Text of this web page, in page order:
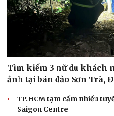
Tìm kiếm 3 nữ du khách
ảnh tại bán đảo Sơn Trà,
TP.HCM tạm cấm nhiều
Saigon Centre